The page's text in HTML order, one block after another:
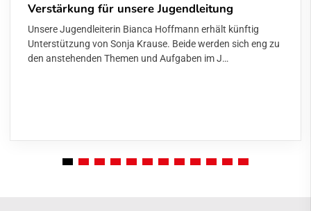
Verstärkung für unsere Jugendleitung
Unsere Jugendleiterin Bianca Hoffmann erhält künftig
Unterstützung von Sonja Krause. Beide werden sich eng zu
den anstehenden Themen und Aufgaben im J…